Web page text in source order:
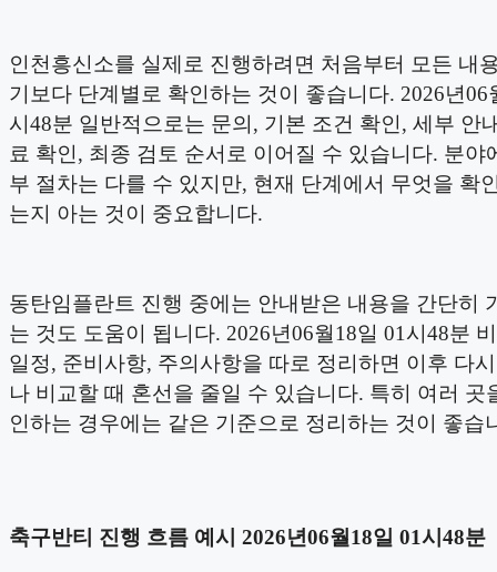
인천흥신소를 실제로 진행하려면 처음부터 모든 내
기보다 단계별로 확인하는 것이 좋습니다. 2026년06
시48분 일반적으로는 문의, 기본 조건 확인, 세부 안
료 확인, 최종 검토 순서로 이어질 수 있습니다. 분야
부 절차는 다를 수 있지만, 현재 단계에서 무엇을 확
는지 아는 것이 중요합니다.
동탄임플란트 진행 중에는 안내받은 내용을 간단히
는 것도 도움이 됩니다. 2026년06월18일 01시48분
일정, 준비사항, 주의사항을 따로 정리하면 이후 다
나 비교할 때 혼선을 줄일 수 있습니다. 특히 여러 곳
인하는 경우에는 같은 기준으로 정리하는 것이 좋습
축구반티 진행 흐름 예시 2026년06월18일 01시48분